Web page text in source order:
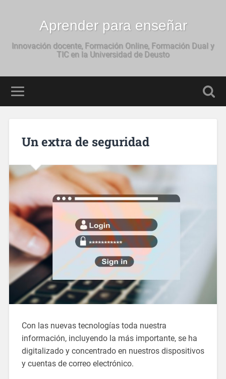
Aprender para enseñar
Innovación docente, Formación Online, Formación Dual y
TIC en la Universidad de Deusto
Un extra de seguridad
Con las nuevas tecnologías toda nuestra
información, incluyendo la más importante, se ha
digitalizado y concentrado en nuestros dispositivos
y cuentas de correo electrónico.